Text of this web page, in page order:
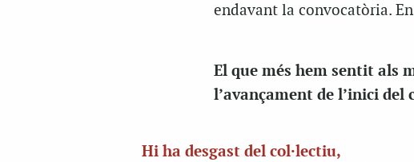
endavant la convocatòria.
El que més hem sentit als
l’avançament de l’inici del
Hi ha desgast del col·lectiu,